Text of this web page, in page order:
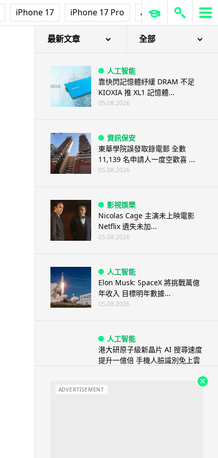
iPhone 17 iPhone 17 Pro AirPods Pro 3
最新文章 全部
人工智能
靠快閃記憶體紓緩 DRAM 不足
KIOXIA 推 XL1 記憶體...
05.08.2026
資訊保安
東華學院誤發取錄電郵 全數
11,139 名申請人一度空歡喜 ...
05.08.2026
影視娛樂
Nicolas Cage 主演未上映電影
Netflix 遺失未加...
05.08.2026
人工智能
Elon Musk: SpaceX 將挑戰萬億
年收入 目標明年數據...
05.08.2026
人工智能
港大研原子級新晶片 AI 搜尋速度
提升一億倍 手機人臉識別免上雲
ADVERTISEMENT